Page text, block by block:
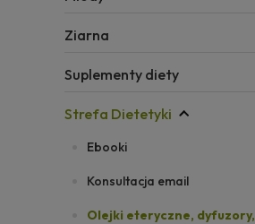
Ziarna
Suplementy diety
Strefa Dietetyki
Ebooki
Konsultacja email
Olejki eteryczne, dyfuzory,